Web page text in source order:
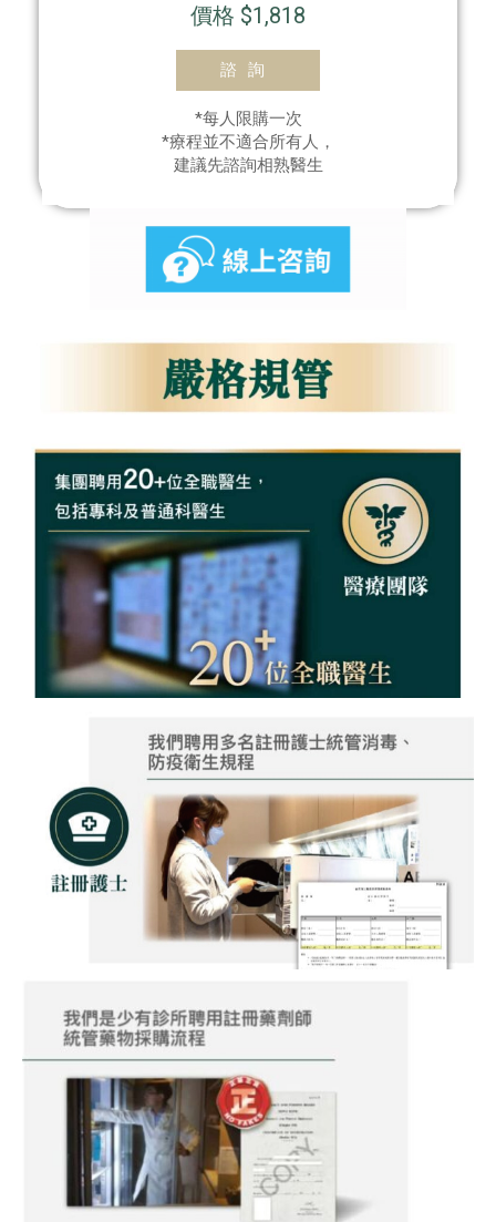
價格 $1,818
諮詢
*每人限購一次
*療程並不適合所有人，
建議先諮詢相熟醫生